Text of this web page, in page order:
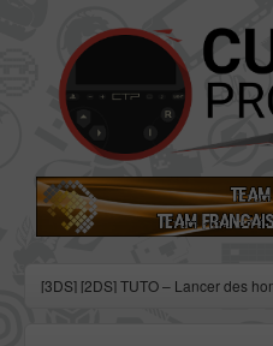
[3DS] [2DS] TUTO – Lancer des